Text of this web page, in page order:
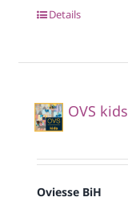
Details
OVS kids
Oviesse BiH